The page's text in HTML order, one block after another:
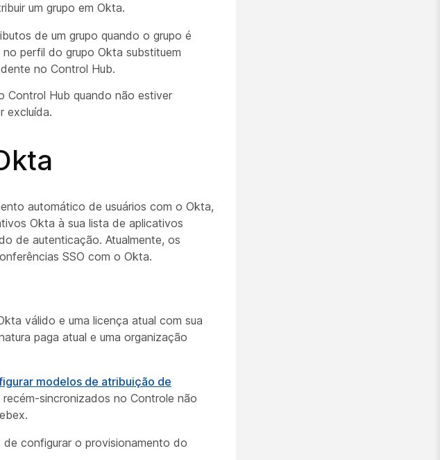
um grupo em Okta.
de um grupo quando o grupo é
perfil do grupo Okta substituem
no Control Hub.
Control Hub quando não estiver
excluída.
automático de usuários com o Okta,
Okta à sua lista de aplicativos
de autenticação. Atualmente, os
SSO com o Okta.
válido e uma licença atual com sua
paga atual e uma organização
modelos de atribuição de
sincronizados no Controle não
de configurar o provisionamento do